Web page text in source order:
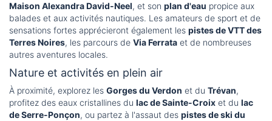
Maison Alexandra David-Neel, et son plan d'eau propice aux
balades et aux activités nautiques. Les amateurs de sport et de
sensations fortes apprécieront également les pistes de VTT des
Terres Noires, les parcours de Via Ferrata et de nombreuses
autres aventures locales.
Nature et activités en plein air
À proximité, explorez les Gorges du Verdon et du Trévan,
profitez des eaux cristallines du lac de Sainte-Croix et du lac
de Serre-Ponçon, ou partez à l'assaut des pistes de ski du